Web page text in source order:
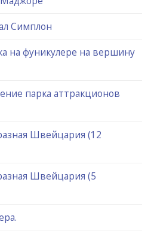
Симплон
на фуникулере на вершину
парка аттракционов
Швейцария (12
Швейцария (5